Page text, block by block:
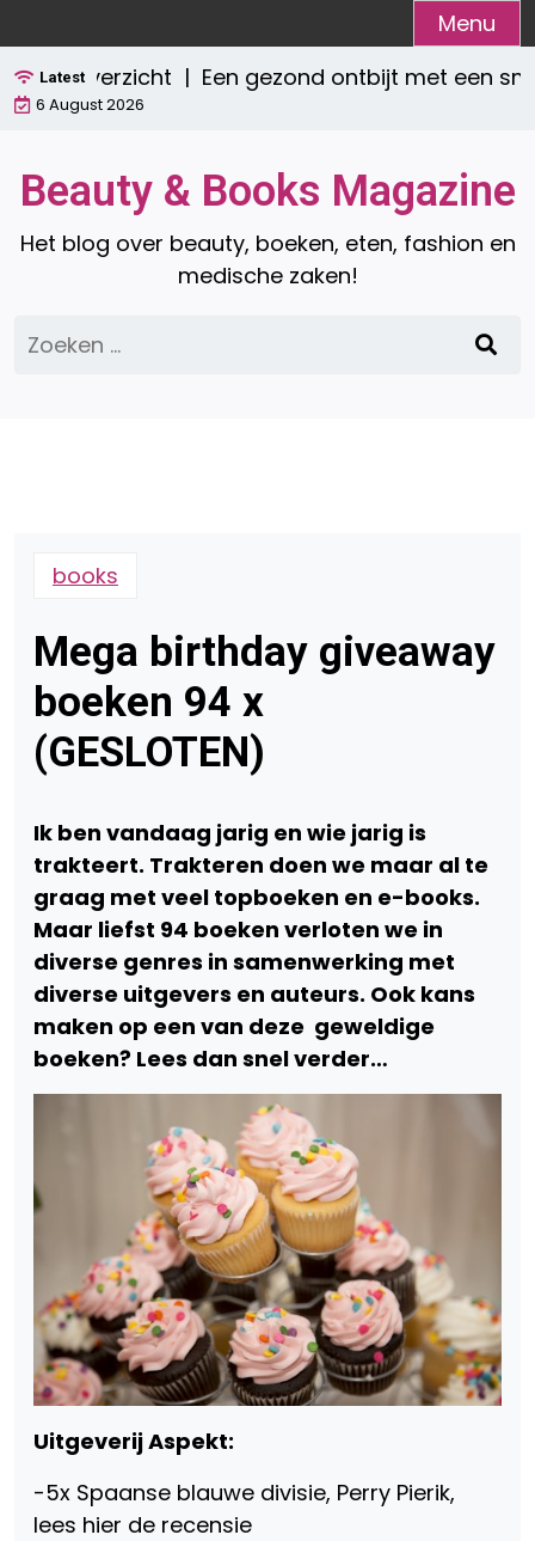
naar
de
inhoud
Menu
LatestEen gezond ontbijt met een smoothie:
6 August 2026
Beauty & Books Magazine
Het blog over beauty, boeken, eten, fashion en
medische zaken!
Zoeken
naar:
books
Mega birthday giveaway
boeken 94 x
(GESLOTEN)
Ik ben vandaag jarig en wie jarig is
trakteert. Trakteren doen we maar al te
graag met veel topboeken en e-books.
Maar liefst 94 boeken verloten we in
diverse genres in samenwerking met
diverse uitgevers en auteurs. Ook kans
maken op een van deze geweldige
boeken? Lees dan snel verder…
Uitgeverij Aspekt:
-5x Spaanse blauwe divisie, Perry Pierik,
lees hier de recensie